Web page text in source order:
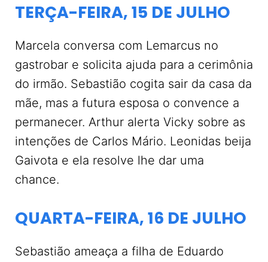
TERÇA-FEIRA, 15 DE JULHO
Marcela conversa com Lemarcus no
gastrobar e solicita ajuda para a cerimônia
do irmão. Sebastião cogita sair da casa da
mãe, mas a futura esposa o convence a
permanecer. Arthur alerta Vicky sobre as
intenções de Carlos Mário. Leonidas beija
Gaivota e ela resolve lhe dar uma
chance.
QUARTA-FEIRA, 16 DE JULHO
Sebastião ameaça a filha de Eduardo